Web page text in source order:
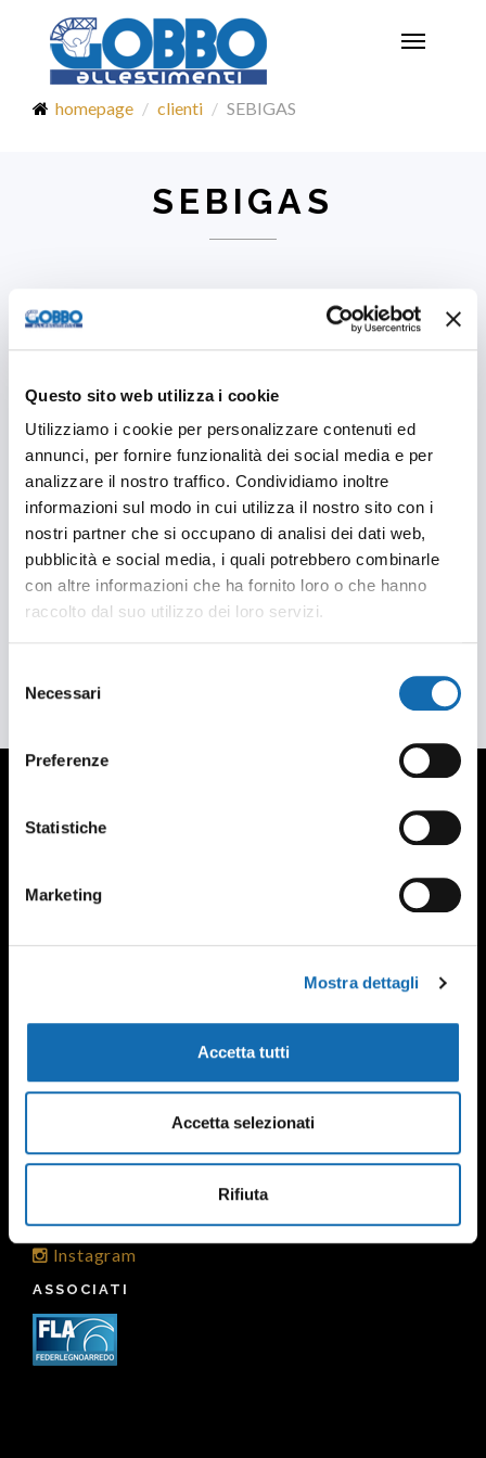
Questo sito web utilizza i cookie
Utilizziamo i cookie per personalizzare contenuti ed
annunci, per fornire funzionalità dei social media e per
analizzare il nostro traffico. Condividiamo inoltre
informazioni sul modo in cui utilizza il nostro sito con i
nostri partner che si occupano di analisi dei dati web,
pubblicità e social media, i quali potrebbero combinarle
con altre informazioni che ha fornito loro o che hanno
raccolto dal suo utilizzo dei loro servizi.
delNecessari
Preferenze
Statistiche
Marketing
Mostra dettagli
Accetta tutti
Accetta selezionati
Rifiuta
homepage clienti SEBIGAS
Toggle
SEBIGAS
CONTATTI
Via Quasimodo 40, Legnano (MI)
INFO
Informativa Cookies
Instagram
ASSOCIATI